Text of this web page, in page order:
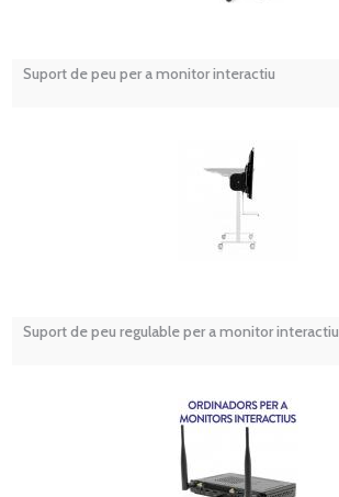
Suport de peu per a monitor interactiu
Suport de peu regulable per a monitor interactiu